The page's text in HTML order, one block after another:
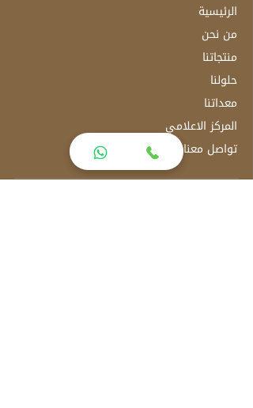
الرئيسية
من نحن
منتجاتنا
حلولنا
معداتنا
المركز الاعلامي
تواصل معنا